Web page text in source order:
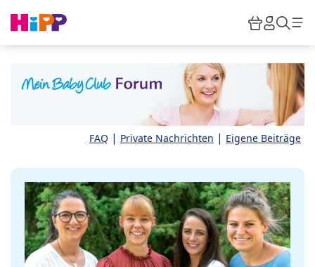
HiPP
FAQ | Private Nachrichten | Eigene Beiträge